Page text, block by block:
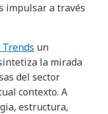
impulsar a través
Trends un
la mirada
del sector
contexto. A
estructura,